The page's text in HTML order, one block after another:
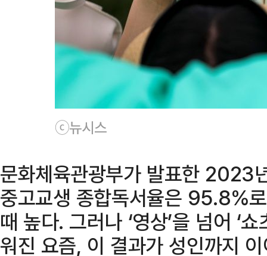
ⓒ뉴시스
문화체육관광부가 발표한 2023
중고교생 종합독서율은 95.8%
때 높다. 그러나 ‘영상’을 넘어 ‘
워진 요즘, 이 결과가 성인까지